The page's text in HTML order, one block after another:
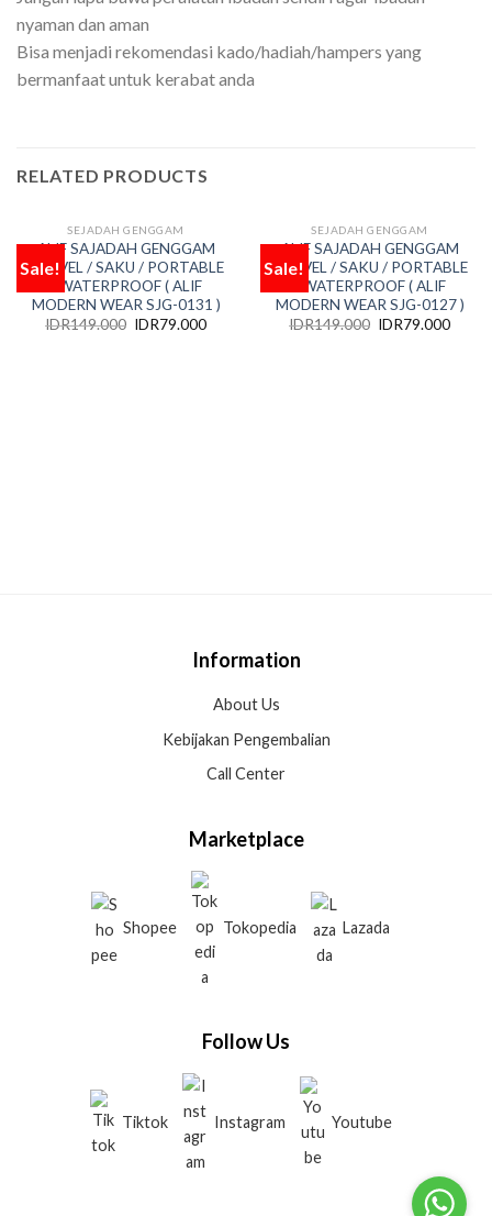
nyaman dan aman
Bisa menjadi rekomendasi kado/hadiah/hampers yang
bermanfaat untuk kerabat anda
RELATED PRODUCTS
Sale!
Add
to
wishlist
OUT OF STOCK
SEJADAH GENGGAM
ALIF SAJADAH GENGGAM
TRAVEL / SAKU / PORTABLE
/ WATERPROOF ( ALIF
MODERN WEAR SJG-0131 )
IDR149.000 IDR79.000
Sale!
Add
to
wishlist
OUT OF STOCK
SEJADAH GENGGAM
ALIF SAJADAH GENGGAM
TRAVEL / SAKU / PORTABLE
/ WATERPROOF ( ALIF
MODERN WEAR SJG-0127 )
IDR149.000 IDR79.000
Information
About Us
Kebijakan Pengembalian
Call Center
Marketplace
Shopee Tokopedia Lazada
Follow Us
Tiktok Instagram Youtube